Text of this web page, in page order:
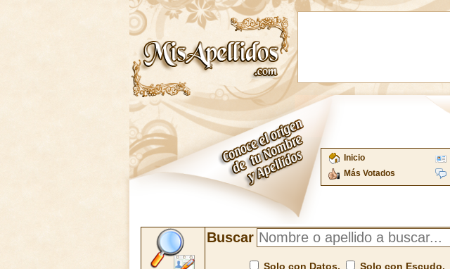
Inicio
Más Votados
Buscar
Solo con Datos. Solo con Escudo.